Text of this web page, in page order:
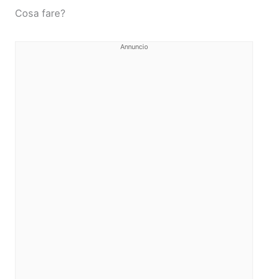
Cosa fare?
Annuncio